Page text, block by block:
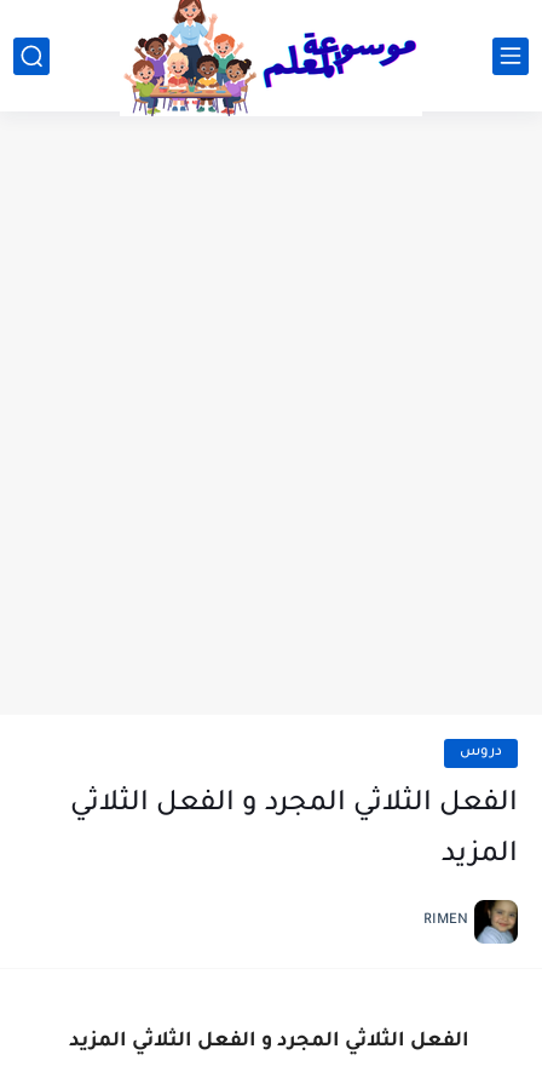
دروس
الفعل الثلاثي المجرد و الفعل الثلاثي
المزيد
RIMEN
الفعل الثلاثي المجرد و الفعل الثلاثي المزيد